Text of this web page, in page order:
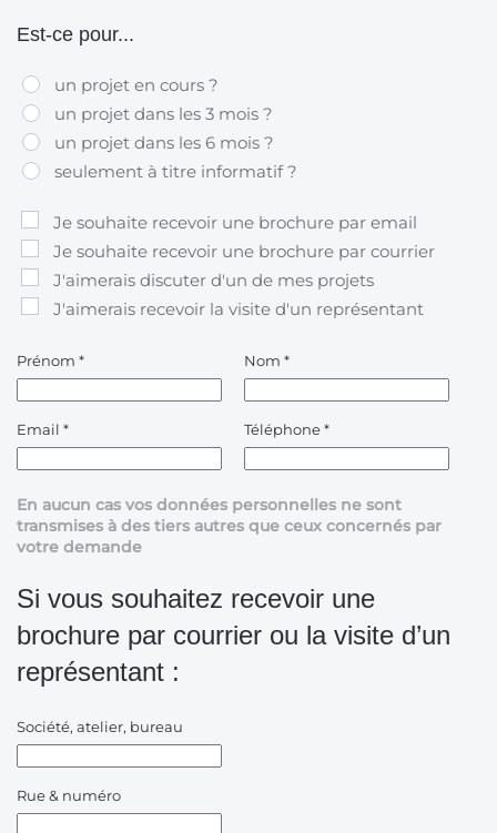
Est-ce pour...
un projet en cours ?
un projet dans les 3 mois ?
un projet dans les 6 mois ?
seulement à titre informatif ?
Je souhaite recevoir une brochure par email
Je souhaite recevoir une brochure par courrier
J'aimerais discuter d'un de mes projets
J'aimerais recevoir la visite d'un représentant
Prénom * Nom *
Email * Téléphone*
En aucun cas vos données personnelles ne sont
transmises à des tiers autres que ceux concernés par
votre demande
Si vous souhaitez recevoir une
brochure par courrier ou la visite d’un
représentant :
Société, atelier, bureau
Rue & numéro